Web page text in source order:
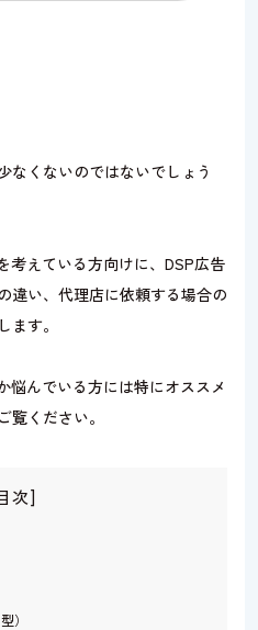
なくないのではないでしょう
考えている方向けに、DSP広告
違い、代理店に依頼する場合の
す。
悩んでいる方には特にオススメ
ください。
次]
）